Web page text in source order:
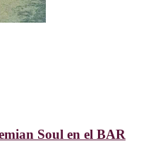
Soul en el BAR